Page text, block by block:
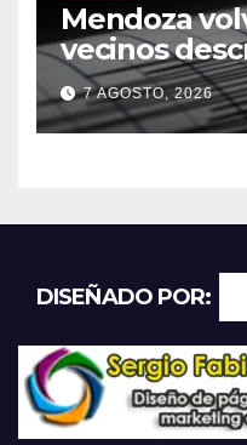
Mendoza
vecinos
“sacudón”
un fuerte
7 AGOSTO, 2026
DISEÑADO POR: